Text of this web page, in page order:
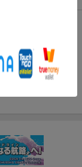
非常線/アイヴィ
万年/優しき殺